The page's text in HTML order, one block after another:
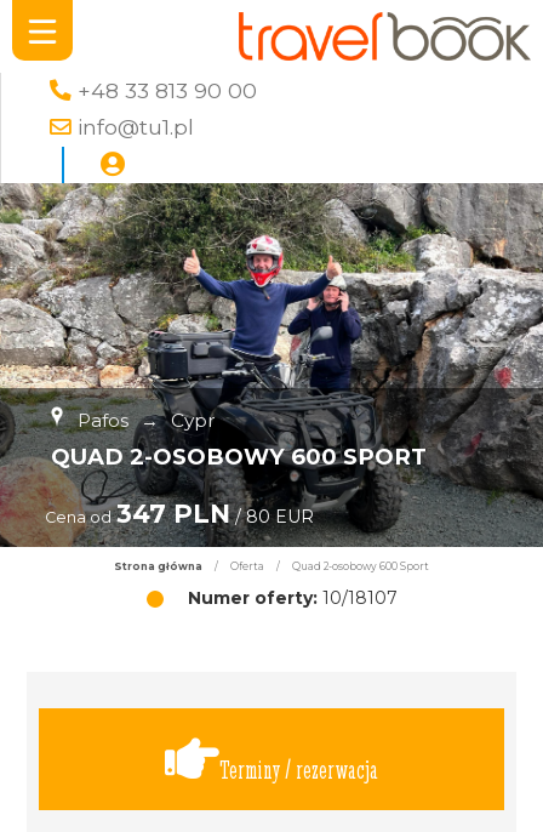
+48 33 813 90 00
info@tu1.pl
Pafos → Cypr
QUAD 2-OSOBOWY 600 SPORT
Cena od 347 PLN/ 80 EUR
Strona główna / Oferta / Quad 2-osobowy 600 Sport
Numer oferty:10/18107
Terminy / rezerwacja